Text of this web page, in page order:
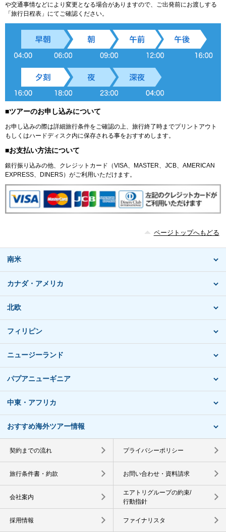
や交通事情などにより変更となる場合がありますので、ご出発前にお渡しする
「旅行日程表」にてご確認ください。
■ツアーのお申し込みについて
お申し込みの際は詳細旅行条件をご確認の上、旅行終了時までプリントアウト
もしくはハードディスク内に保存される事をおすすめします。
■お支払い方法について
銀行振り込みの他、クレジットカード（VISA、MASTER、JCB、AMERICAN
EXPRESS、DINERS）がご利用いただけます。
ページトップへもどる
南米
カナダ・アメリカ
北欧
フィリピン
ニュージーランド
パプアニューギニア
中東・アフリカ
おすすめ海外ツアー情報
契約までの流れ プライバシーポリシー
旅行条件書・約款 お問い合わせ・資料請求
会社案内
エアトリグループの約束/
行動指針
採用情報 ファイナリスタ